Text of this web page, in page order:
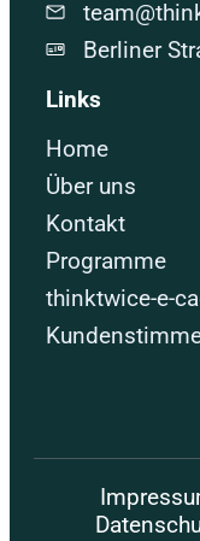
Berliner
Links
Home
Über uns
Kontakt
Programme
thinktwice-e-